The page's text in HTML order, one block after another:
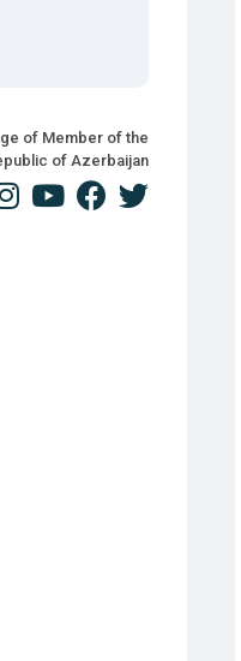
of Member of the
of Azerbaijan